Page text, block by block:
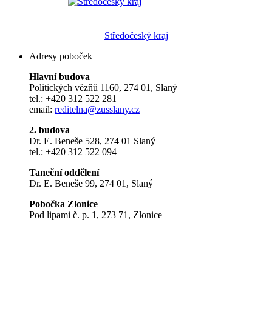
Středočeský kraj
Adresy poboček
Hlavní budova
Politických vězňů 1160, 274 01, Slaný
tel.: +420 312 522 281
email: reditelna@zusslany.cz
2. budova
Dr. E. Beneše 528, 274 01 Slaný
tel.: +420 312 522 094
Taneční oddělení
Dr. E. Beneše 99, 274 01, Slaný
Pobočka Zlonice
Pod lipami č. p. 1, 273 71, Zlonice